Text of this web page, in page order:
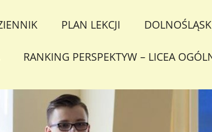
PLAN LEKCJI
RANKING PERSPEKTYW – LICEA